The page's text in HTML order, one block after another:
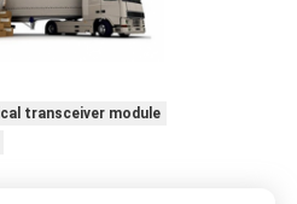
transceiver module